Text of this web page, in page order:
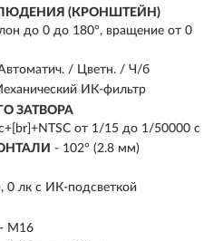
(КРОНШТЕЙН)
до 0 до 180°, вращение от 0
/ Цветн. / Ч/б
ИК-фильтр
ЗАТВОРА
от 1/15 до 1/50000 с
- 102° (2.8 мм)
0 лк с ИК-подсветкой
- M16